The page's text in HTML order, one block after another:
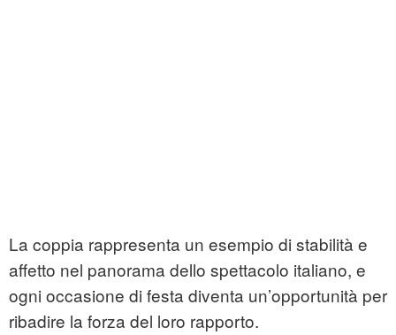
La coppia rappresenta un esempio di stabilità e
affetto nel panorama dello spettacolo italiano, e
ogni occasione di festa diventa un’opportunità per
ribadire la forza del loro rapporto.